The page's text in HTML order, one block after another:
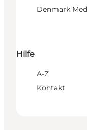
Denmark
Hilfe
A-Z
Kontakt